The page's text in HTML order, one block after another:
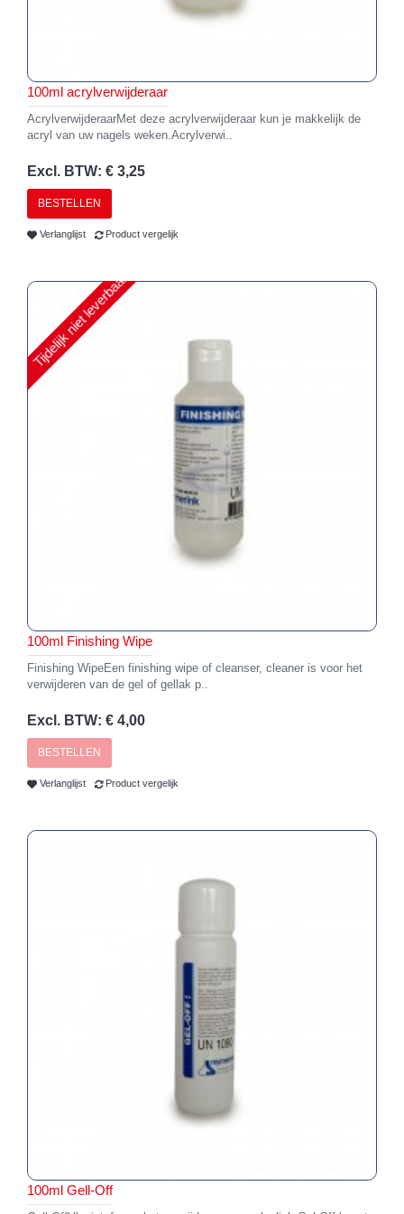
100ml acrylverwijderaar
AcrylverwijderaarMet deze acrylverwijderaar kun je makkelijk de
acryl van uw nagels weken.Acrylverwi..
Excl. BTW: € 3,25
BESTELLEN
Verlanglijst Product vergelijk
Tijdelijk niet leverbaar
100ml Finishing Wipe
Finishing WipeEen finishing wipe of cleanser, cleaner is voor het
verwijderen van de gel of gellak p..
Excl. BTW: € 4,00
BESTELLEN
Verlanglijst Product vergelijk
100ml Gell-Off